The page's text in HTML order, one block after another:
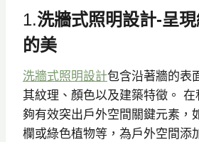
1.洗牆式照明設計-呈
的美
洗牆式照明設計包含沿著牆的表
其紋理、顏色以及建築特徵。
夠有效突出戶外空間關鍵元素，
欄或綠色植物等，為戶外空間添